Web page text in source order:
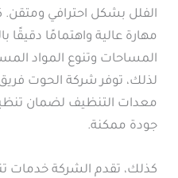
الفلل بشكل احترافي
مهارة عالية واهتمامًا دقيقًا
المساحات وتنوع المواد
لذلك، توفر شركة الحوت
معدات التنظيف لضمان
جودة ممكنة.
كذلك، تقدم الشركة